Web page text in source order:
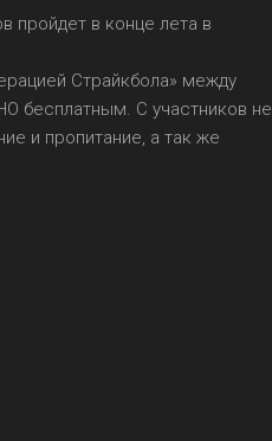
пройдет в конце лета в
Страйкбола» между
бесплатным. С участников не
и пропитание, а так же